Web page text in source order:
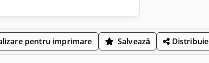
pentru imprimare Salvează Distribuie